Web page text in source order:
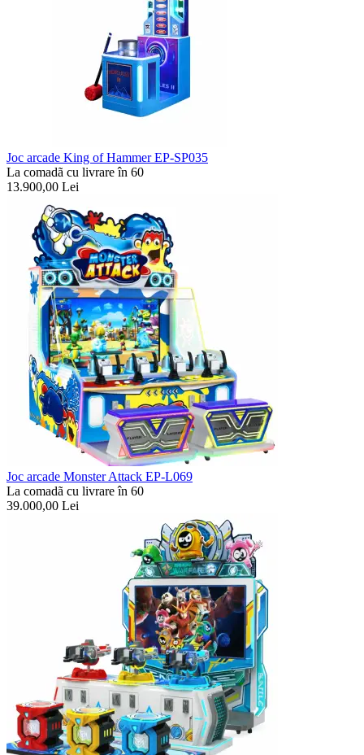
Joc arcade King of Hammer EP-SP035
La comadã cu livrare în 60
13.900,00 Lei
Joc arcade Monster Attack EP-L069
La comadã cu livrare în 60
39.000,00 Lei